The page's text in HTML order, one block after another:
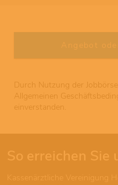
Durch Nutzung der
Allgemeinen
einverstanden.